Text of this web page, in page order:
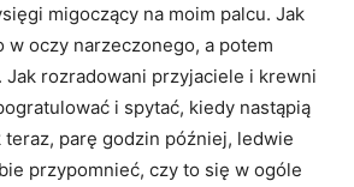
migoczący na moim palcu. Jak
w oczy narzeczonego, a potem
Jak rozradowani przyjaciele i krewni
i spytać, kiedy nastąpią
teraz, parę godzin później, ledwie
przypomnieć, czy to się w ogóle